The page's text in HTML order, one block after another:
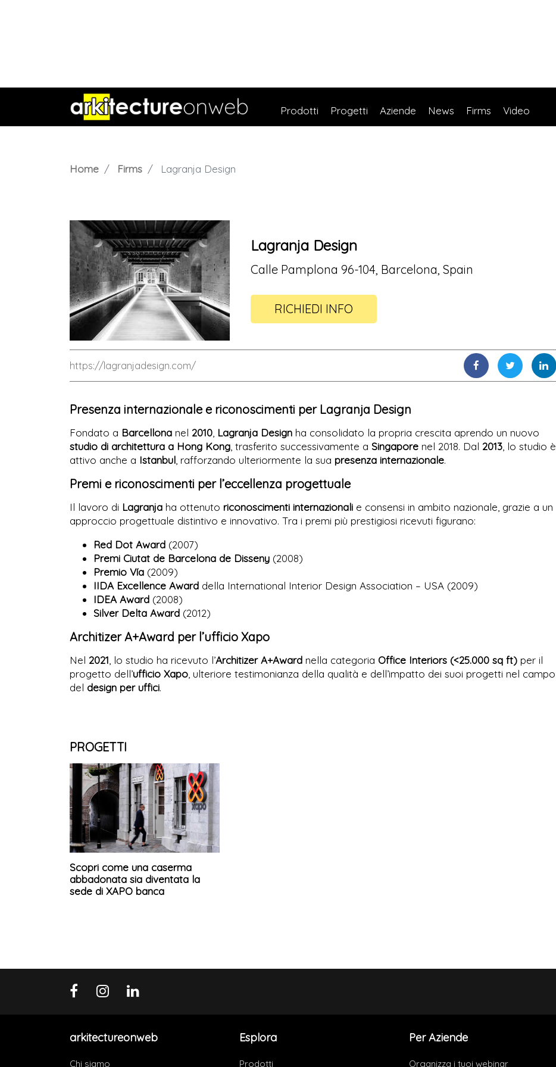
Prodotti Progetti Aziende News Firms Video
Home Firms Lagranja Design
Lagranja Design
Calle Pamplona 96-104, Barcelona, Spain
RICHIEDI INFO
https://lagranjadesign.com/
Presenza internazionale e riconoscimenti per Lagranja Design
Fondato a Barcellona nel 2010 Lagranja Design ha consolidato la propria crescita aprendo un nuovo
studio di architettura a Hong Kong , trasferito successivamente a Singapore nel 2018. Dal 2013 , lo studio è
attivo anche a Istanbul , rafforzando ulteriormente la sua presenza internazionale.
Premi e riconoscimenti per l’eccellenza progettuale
Il lavoro di Lagranja ha ottenuto riconoscimenti internazionali e consensi in ambito nazionale, grazie a un
approccio progettuale distintivo e innovativo. Tra i premi più prestigiosi ricevuti figurano:
Red Dot Award (2007)
Premi Ciutat de Barcelona de Disseny (2008)
Premio Vía (2009)
IIDA Excellence Award della International Interior Design Association – USA (2009)
IDEA Award (2008)
Silver Delta Award (2012)
Architizer A+Award per l’ufficio Xapo
Nel 2021 , lo studio ha ricevuto l’Architizer A+Award nella categoria Office Interiors (<25.000 sq ft) per il
progetto dell’ufficio Xapo , ulteriore testimonianza della qualità e dell’impatto dei suoi progetti nel campo
del design per uffici.
PROGETTI
Scopri come una caserma
abbadonata sia diventata la
sede di XAPO banca
arkitectureonweb
Chi siamo
Esplora
Prodotti
Per Aziende
Organizza i tuoi webinar